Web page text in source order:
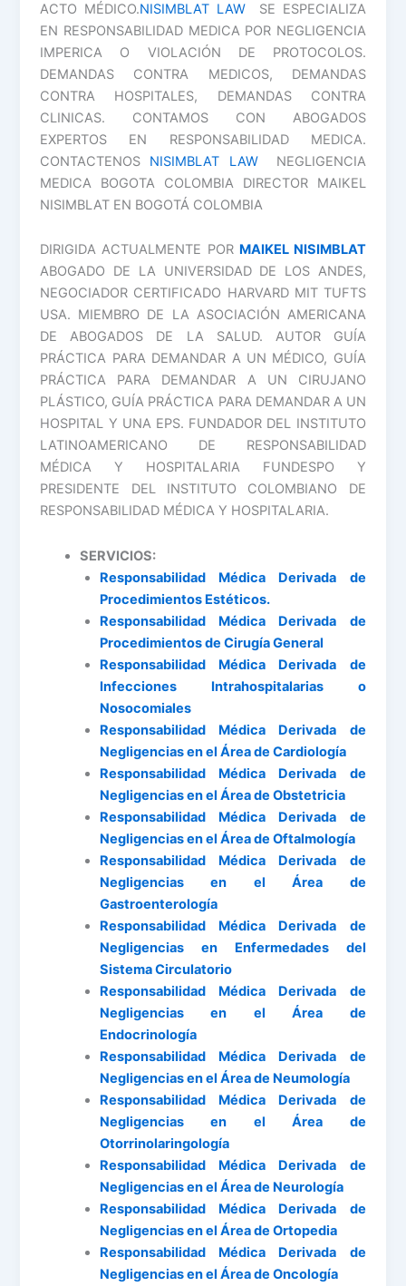
ACTO MÉDICO.NISIMBLAT LAWSE ESPECIALIZA
EN RESPONSABILIDAD MEDICA POR NEGLIGENCIA
IMPERICA O VIOLACIÓN DE PROTOCOLOS.
DEMANDAS CONTRA MEDICOS, DEMANDAS
CONTRA HOSPITALES, DEMANDAS CONTRA
CLINICAS. CONTAMOS CON ABOGADOS
EXPERTOS EN RESPONSABILIDAD MEDICA.
CONTACTENOS NISIMBLAT LAWNEGLIGENCIA
MEDICA BOGOTA COLOMBIA DIRECTOR MAIKEL
NISIMBLAT EN BOGOTÁ COLOMBIA
DIRIGIDA ACTUALMENTE POR MAIKEL NISIMBLAT
ABOGADO DE LA UNIVERSIDAD DE LOS ANDES,
NEGOCIADOR CERTIFICADO HARVARD MIT TUFTS
USA. MIEMBRO DE LA ASOCIACIÓN AMERICANA
DE ABOGADOS DE LA SALUD. AUTOR GUÍA
PRÁCTICA PARA DEMANDAR A UN MÉDICO, GUÍA
PRÁCTICA PARA DEMANDAR A UN CIRUJANO
PLÁSTICO, GUÍA PRÁCTICA PARA DEMANDAR A UN
HOSPITAL Y UNA EPS. FUNDADOR DEL INSTITUTO
LATINOAMERICANO DE RESPONSABILIDAD
MÉDICA Y HOSPITALARIA FUNDESPO Y
PRESIDENTE DEL INSTITUTO COLOMBIANO DE
RESPONSABILIDAD MÉDICA Y HOSPITALARIA.
SERVICIOS:
Responsabilidad Médica Derivada de
Procedimientos Estéticos.
Responsabilidad Médica Derivada de
Procedimientos de Cirugía General
Responsabilidad Médica Derivada de
Infecciones Intrahospitalarias o
Nosocomiales
Responsabilidad Médica Derivada de
Negligencias en el Área de Cardiología
Responsabilidad Médica Derivada de
Negligencias en el Área de Obstetricia
Responsabilidad Médica Derivada de
Negligencias en el Área de Oftalmología
Responsabilidad Médica Derivada de
Negligencias en el Área de
Gastroenterología
Responsabilidad Médica Derivada de
Negligencias en Enfermedades del
Sistema Circulatorio
Responsabilidad Médica Derivada de
Negligencias en el Área de
Endocrinología
Responsabilidad Médica Derivada de
Negligencias en el Área de Neumología
Responsabilidad Médica Derivada de
Negligencias en el Área de
Otorrinolaringología
Responsabilidad Médica Derivada de
Negligencias en el Área de Neurología
Responsabilidad Médica Derivada de
Negligencias en el Área de Ortopedia
Responsabilidad Médica Derivada de
Negligencias en el Área de Oncología